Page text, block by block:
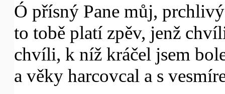
Ó přísný Pane můj,
to tobě platí zpěv, jenž
chvíli, k níž kráčel jsem
a věky harcovcal a s